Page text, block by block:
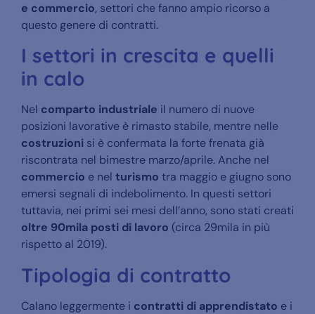
e commercio, settori che fanno ampio ricorso a
questo genere di contratti.
I settori in crescita e quelli
in calo
Nel comparto industriale il numero di nuove
posizioni lavorative è rimasto stabile, mentre nelle
costruzioni si è confermata la forte frenata già
riscontrata nel bimestre marzo/aprile. Anche nel
commercio e nel turismo tra maggio e giugno sono
emersi segnali di indebolimento. In questi settori
tuttavia, nei primi sei mesi dell’anno, sono stati creati
oltre 90mila posti di lavoro (circa 29mila in più
rispetto al 2019).
Tipologia di contratto
Calano leggermente i contratti di apprendistato e i